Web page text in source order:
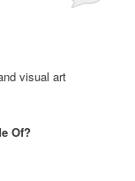
visual art
Of?